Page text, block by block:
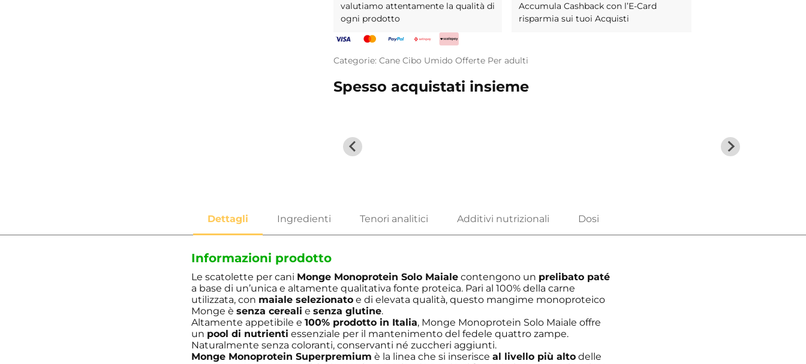
valutiamo attentamente la qualità di
ogni prodotto
Accumula Cashback con l’E-Card
risparmia sui tuoi Acquisti
Categorie:Cane Cibo Umido Offerte Per adulti
Spesso acquistati insieme
Informazioni prodotto
Le scatolette per cani Monge Monoprotein Solo Maiale contengono un prelibato paté
a base di un’unica e altamente qualitativa fonte proteica. Pari al 100% della carne
utilizzata, con maiale selezionato e di elevata qualità, questo mangime monoproteico
Monge èsenza cereali esenza glutine.
Altamente appetibile e100% prodotto in Italia, Monge Monoprotein Solo Maiale offre
un pool di nutrienti essenziale per il mantenimento del fedele quattro zampe.
Naturalmente senza coloranti, conservanti né zuccheri aggiunti.
Monge Monoprotein Superpremium è la linea che si inserisceal livello più alto delle